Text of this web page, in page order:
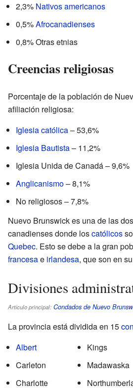
2,3% Nativos americanos
0,5%Afrocanadienses
0,8% Otras etnias
Creencias religiosas
Porcentaje de la población de
afiliación religiosa:
Iglesia católica– 53,6%
Iglesia Bautista– 11,2%
Iglesia Unida de Canadá – 9,6%
Anglicanismo– 8,1%
No religiosos – 7,8%
Nuevo Brunswick es una de las
canadienses donde loscatólicos
Quebec. Esto se debe a la gran
francesae irlandesa, que son en
Divisiones
Artículo principal: Condados de Nuevo
La provincia está dividida en 15
Albert
Carleton
Charlotte
Kings
Madawaska